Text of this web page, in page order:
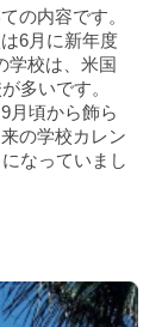
の内容です。
6月に新年度
学校は、米国
多いです。
月頃から飾ら
の学校カレン
なっていまし